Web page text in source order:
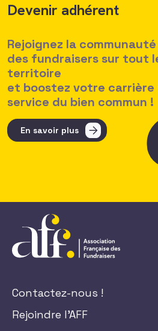
Devenir adhérent
Rejoignez la
des fundraisers sur tout
territoire
et boostez votre carrière
service du bien commun !
En savoir plus
Contactez-nous !
Rejoindre l'AFF